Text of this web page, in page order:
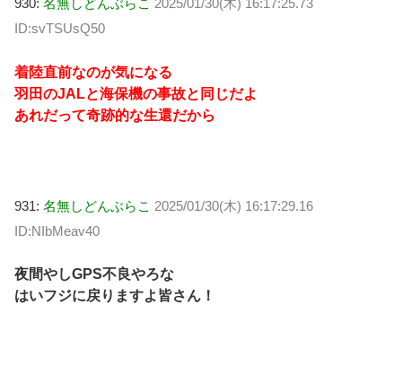
930: 名無しどんぶらこ 2025/01/30(木) 16:17:25.73
ID:svTSUsQ50
着陸直前なのが気になる
羽田のJALと海保機の事故と同じだよ
あれだって奇跡的な生還だから
931: 名無しどんぶらこ 2025/01/30(木) 16:17:29.16
ID:NIbMeav40
夜間やしGPS不良やろな
はいフジに戻りますよ皆さん！